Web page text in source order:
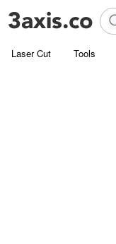
Laser Cut Tools